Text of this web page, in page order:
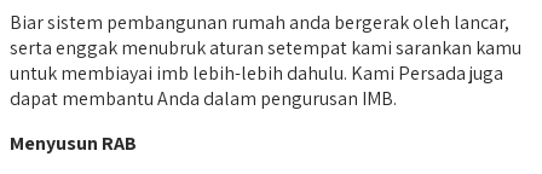
Biar sistem pembangunan rumah anda bergerak oleh lancar,
serta enggak menubruk aturan setempat kami sarankan kamu
untuk membiayai imb lebih-lebih dahulu. Kami Persada juga
dapat membantu Anda dalam pengurusan IMB.
Menyusun RAB